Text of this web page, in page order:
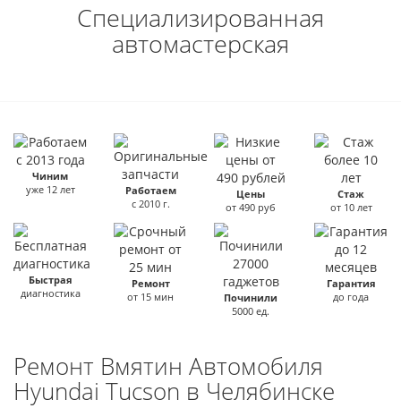
Специализированная
автомастерская
Чиним
уже 12 лет
Работаем
с 2010 г.
Цены
от 490 руб
Стаж
от 10 лет
Быстрая
диагностика
Ремонт
от 15 мин
Починили
5000 ед.
Гарантия
до года
Ремонт Вмятин Автомобиля
Hyundai Tucson в Челябинске